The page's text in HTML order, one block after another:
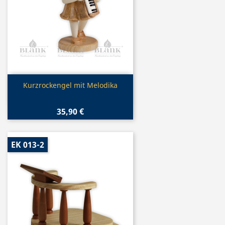
Vorschau
Kurzrockengel mit Melodika
35,90 €
EK 013-2